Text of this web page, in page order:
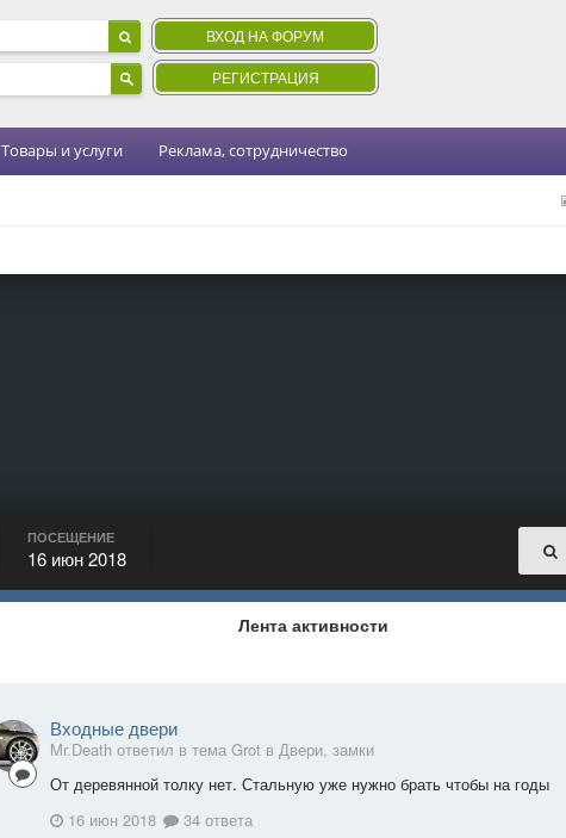
ВХОД НА ФОРУМ
РЕГИСТРАЦИЯ
Товары и услуги Реклама, сотрудничество
ПОСЕЩЕНИЕ
16 июн 2018
Лента активности
Входные двери
Mr.Death ответил в тема Grot в Двери, замки
От деревянной толку нет. Стальную уже нужно брать чтобы на годы
16 июн 2018
34 ответа